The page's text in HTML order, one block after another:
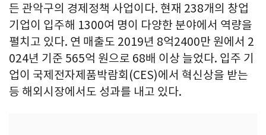
든 관악구의 경제정책 사업이다. 현재 238개의 창업
기업이 입주해 1300여 명이 다양한 분야에서 역량을
펼치고 있다. 연 매출도 2019년 8억2400만 원에서 2
024년 기준 565억 원으로 68배 이상 늘었다. 입주 기
업이 국제전자제품박람회(CES)에서 혁신상을 받는
등 해외시장에서도 성과를 내고 있다.